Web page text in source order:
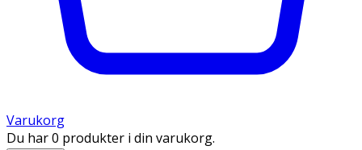
Varukorg
Du har 0 produkter i din varukorg.